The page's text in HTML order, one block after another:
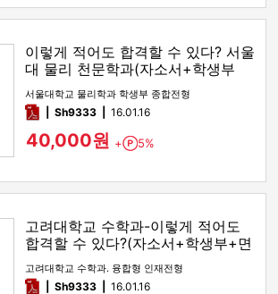
이렇게 적어도 합격할 수 있다? 서울
대 물리 천문학과(자소서+학생부
+면접)
서울대학교 물리학과 학생부 종합전형
pdfSh9333 16.01.16
40,000원 + Point
5%
고려대학교 수학과-이렇게 적어도
합격할 수 있다?(자소서+학생부+면
접)
고려대학교 수학과. 융합형 인재전형
pdfSh9333 16.01.16